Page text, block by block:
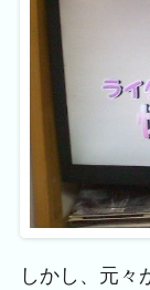
しかし、元々